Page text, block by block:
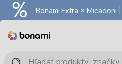
Bonami Extra × Micadoni |